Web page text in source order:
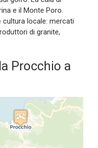
e il Monte Poro.
locale: mercati
di granite,
Procchio a